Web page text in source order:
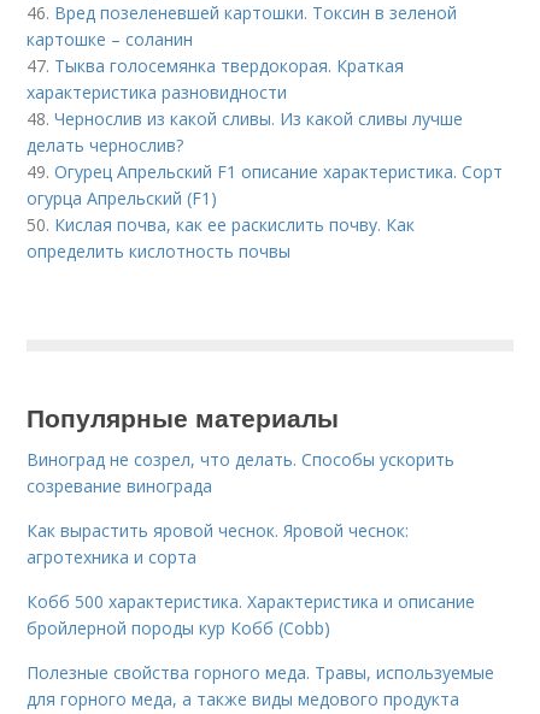
46. Вред позеленевшей картошки. Токсин в зеленой
картошке – соланин
47. Тыква голосемянка твердокорая. Краткая
характеристика разновидности
48.Чернослив из какой сливы. Из какой сливы лучше
делать чернослив?
49.Огурец Апрельский F1 описание характеристика. Сорт
огурца Апрельский (F1)
50. Кислая почва, как ее раскислить почву. Как
определить кислотность почвы
Популярные материалы
Виноград не созрел, что делать. Способы ускорить
созревание винограда
Как вырастить яровой чеснок. Яровой чеснок:
агротехника и сорта
Кобб 500 характеристика. Характеристика и описание
бройлерной породы кур Кобб (Cobb)
Полезные свойства горного меда. Травы, используемые
для горного меда, а также виды медового продукта